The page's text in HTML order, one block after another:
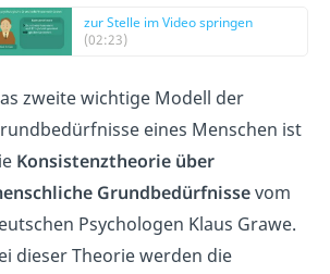
zur Stelle im Video springen
(02:23)
zweite wichtige Modell der
eines Menschen ist
Konsistenztheorie über
Grundbedürfnissevom
Psychologen Klaus Grawe.
dieser Theorie werden die